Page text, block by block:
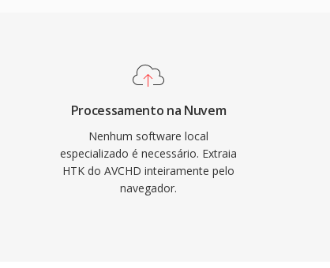
Processamento na Nuvem
Nenhum software local
especializado é necessário. Extraia
HTK do AVCHD inteiramente pelo
navegador.